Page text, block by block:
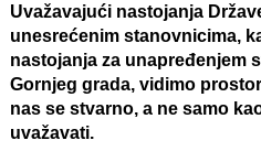
Uvažavajući nastojanja
unesrećenim stanovnicima,
nastojanja za unapređenjem
Gornjeg grada, vidimo
nas se stvarno, a ne samo
uvažavati.